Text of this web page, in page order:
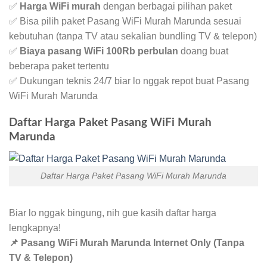
✅ Harga WiFi murah dengan berbagai pilihan paket
✅ Bisa pilih paket Pasang WiFi Murah Marunda sesuai
kebutuhan (tanpa TV atau sekalian bundling TV & telepon)
✅ Biaya pasang WiFi 100Rb perbulan doang buat
beberapa paket tertentu
✅ Dukungan teknis 24/7 biar lo nggak repot buat Pasang
WiFi Murah Marunda
Daftar Harga Paket Pasang WiFi Murah
Marunda
Daftar Harga Paket Pasang WiFi Murah Marunda
Biar lo nggak bingung, nih gue kasih daftar harga
lengkapnya!
📌 Pasang WiFi Murah Marunda Internet Only (Tanpa
TV & Telepon)